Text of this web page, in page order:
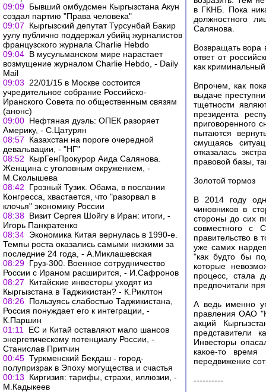
09:09 Бывший омбудсмен Кыргызстана Акун
создал партию "Права человека"
09:07
Кыргызский депутат Турсунбай Бакир
уулу публично поддержал убийц журналистов
французского журнала Charlie Hebdo
09:04 В мусульманском мире нарастает
возмущение журналом Charlie Hebdo, - Daily
Mail
09:03
22/01/15 в Москве состоится
учредительное собрание Российско-
Иранского Совета по общественным связям
(анонс)
09:00 Нефтяная дуэль: ОПЕК разоряет
Америку, - С.Цатурян
08:57
Казахстан на пороге очередной
девальвации, - "НГ"
08:52
КырГенПрокурор Аида Салянова.
Женщина с уголовным окружением, -
М.Сколышева
08:42
Грозный Тузик. Обама, в послании
Конгресса, хвастается, что "разорвал в
клочья" экономику России
08:38 Визит Сергея Шойгу в Иран: итоги, -
Игорь Панкратенко
08:34 Экономика Китая вернулась в 1990-е.
Темпы роста оказались самыми низкими за
последние 24 года, - А.Миклашевская
08:29 Груз-300. Военное сотрудничество
России с Ираном расширится, - И.Сафронов
08:27
Китайские инвесторы уходят из
Кыргызстана в Таджикистан? - К.Риклтон
08:26 Пользуясь слабостью Таджикистана,
Россия понуждает его к интеграции, -
К.Паршин
01:11
ЕС и Китай оставляют мало шансов
энергетическому потенциалу России, -
Станислав Притчин
00:45 Туркменский Бекдаш - город-
полупризрак в Эпоху могущества и счастья
00:13
Киргизия: тарифы, страхи, иллюзии, -
М.Кадыкеев
в ГКНБ. Пока
должностного
Салянова.
Возвращать вора
ответ от
как
Впрочем, как
выдаче
тщетности
президента
приговоренного
пытаются
смущаясь
отказалась
правовой базы,
Золотой тормоз
В 2014 году
чиновников в
стороны до сих
совместного с
правительство в
уже самих
"как будто бы
которые
процесс, стала
предпочитали
А ведь именно
правления ОАО
акций
представители
Инвесторы
какое-то время
передвижение
----------